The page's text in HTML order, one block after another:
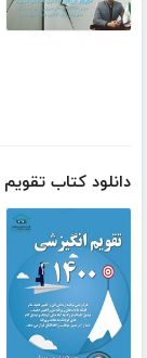
دانلود کتاب تقویم